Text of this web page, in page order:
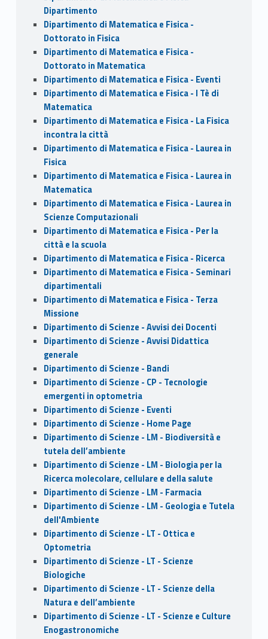
Dipartimento
Dipartimento di Matematica e Fisica -
Dottorato in Fisica
Dipartimento di Matematica e Fisica -
Dottorato in Matematica
Dipartimento di Matematica e Fisica - Eventi
Dipartimento di Matematica e Fisica - I Tè di
Matematica
Dipartimento di Matematica e Fisica - La Fisica
incontra la città
Dipartimento di Matematica e Fisica - Laurea in
Fisica
Dipartimento di Matematica e Fisica - Laurea in
Matematica
Dipartimento di Matematica e Fisica - Laurea in
Scienze Computazionali
Dipartimento di Matematica e Fisica - Per la
città e la scuola
Dipartimento di Matematica e Fisica - Ricerca
Dipartimento di Matematica e Fisica - Seminari
dipartimentali
Dipartimento di Matematica e Fisica - Terza
Missione
Dipartimento di Scienze - Avvisi dei Docenti
Dipartimento di Scienze - Avvisi Didattica
generale
Dipartimento di Scienze - Bandi
Dipartimento di Scienze - CP - Tecnologie
emergenti in optometria
Dipartimento di Scienze - Eventi
Dipartimento di Scienze - Home Page
Dipartimento di Scienze - LM - Biodiversità e
tutela dell’ambiente
Dipartimento di Scienze - LM - Biologia per la
Ricerca molecolare, cellulare e della salute
Dipartimento di Scienze - LM - Farmacia
Dipartimento di Scienze - LM - Geologia e Tutela
dell'Ambiente
Dipartimento di Scienze - LT - Ottica e
Optometria
Dipartimento di Scienze - LT - Scienze
Biologiche
Dipartimento di Scienze - LT - Scienze della
Natura e dell’ambiente
Dipartimento di Scienze - LT - Scienze e Culture
Enogastronomiche